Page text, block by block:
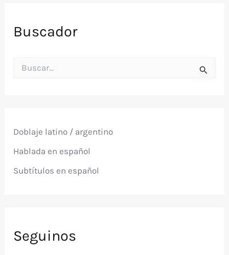
Buscador
o
:
Doblaje latino / argentino
Hablada en español
Subtítulos en español
Seguinos